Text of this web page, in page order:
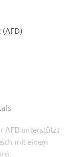
(AFD)
AFD unterstützt
mit einem